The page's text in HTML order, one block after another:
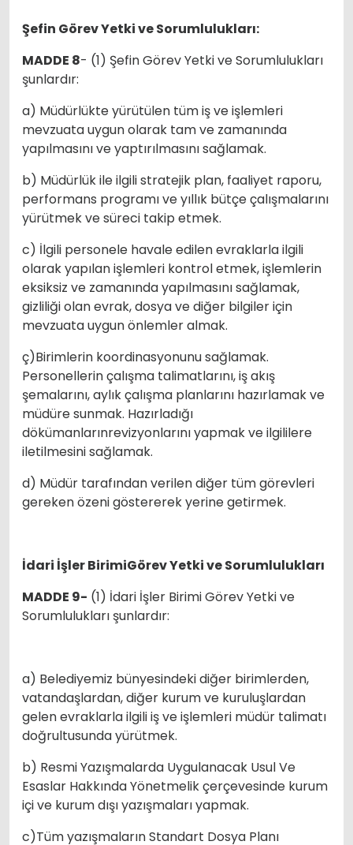
Şefin Görev Yetki ve Sorumlulukları:
MADDE 8- (1) Şefin Görev Yetki ve Sorumlulukları
şunlardır:
a) Müdürlükte yürütülen tüm iş ve işlemleri
mevzuata uygun olarak tam ve zamanında
yapılmasını ve yaptırılmasını sağlamak.
b) Müdürlük ile ilgili stratejik plan, faaliyet raporu,
performans programı ve yıllık bütçe çalışmalarını
yürütmek ve süreci takip etmek.
c) İlgili personele havale edilen evraklarla ilgili
olarak yapılan işlemleri kontrol etmek, işlemlerin
eksiksiz ve zamanında yapılmasını sağlamak,
gizliliği olan evrak, dosya ve diğer bilgiler için
mevzuata uygun önlemler almak.
ç)Birimlerin koordinasyonunu sağlamak.
Personellerin çalışma talimatlarını, iş akış
şemalarını, aylık çalışma planlarını hazırlamak ve
müdüre sunmak. Hazırladığı
dökümanlarınrevizyonlarını yapmak ve ilgililere
iletilmesini sağlamak.
d) Müdür tarafından verilen diğer tüm görevleri
gereken özeni göstererek yerine getirmek.
İdari İşler BirimiGörev Yetki ve Sorumlulukları
MADDE 9- (1) İdari İşler Birimi Görev Yetki ve
Sorumlulukları şunlardır:
a) Belediyemiz bünyesindeki diğer birimlerden,
vatandaşlardan, diğer kurum ve kuruluşlardan
gelen evraklarla ilgili iş ve işlemleri müdür talimatı
doğrultusunda yürütmek.
b) Resmi Yazışmalarda Uygulanacak Usul Ve
Esaslar Hakkında Yönetmelik çerçevesinde kurum
içi ve kurum dışı yazışmaları yapmak.
c)Tüm yazışmaların Standart Dosya Planı